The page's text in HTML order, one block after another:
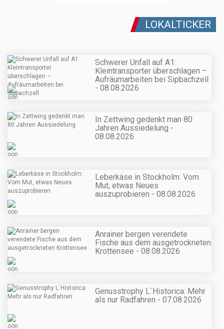
LOKALTICKER
Schwerer Unfall auf A1:
Kleintransporter überschlagen –
Aufräumarbeiten bei Sipbachzell
- 08.08.2026
In Zettwing gedenkt man 80
Jahren Aussiedelung -
08.08.2026
Leberkäse in Stockholm: Vom
Mut, etwas Neues
auszuprobieren - 08.08.2026
Anrainer bergen verendete
Fische aus dem ausgetrockneten
Krottensee - 08.08.2026
Genusstrophy L´Historica: Mehr
als nur Radfahren - 07.08.2026